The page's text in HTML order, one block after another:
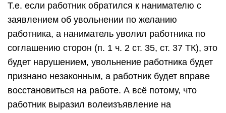
Т.е. если работник обратился к нанимателю с
заявлением об увольнении по желанию
работника, а наниматель уволил работника по
соглашению сторон (п. 1 ч. 2 ст. 35, ст. 37 ТК), это
будет нарушением, увольнение работника будет
признано незаконным, а работник будет вправе
восстановиться на работе. А всё потому, что
работник выразил волеизъявление на